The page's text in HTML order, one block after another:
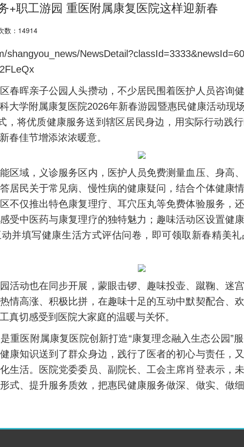
+职工游园 重医附属康复医院这样迎新春
数：14914
shangyou_news/
春晖亲子公园人头攒动，不少居民围着医护人员咨询
大学附属康复医院2026年新春游园暨惠民健康活动现
，将优质健康服务送到辖区居民身边，用实际行动践
春佳节增添浓浓暖意。
区域，义诊服务区内，医护人员免费测量血压、身高
居民关于常见病、慢性病的健康疑问，结合个体健康
不仅推出特色康复理疗、耳穴压丸等免费体验服务，
受中医药与康复理疗的独特魅力；趣味活动区设置健
并填写健康生活方式评估问卷，即可领取新春精美
活动也在同步开展，蒙眼击锣、趣味投壶、蹴鞠、迷
情高涨、积极比拼，在趣味十足的互动中默契配合、
真切感受到医院大家庭的温暖与关怀。
重医附属康复医院创新打造“康复理念融入生态公园”
康知识送到了群众身边，践行了医者的初心与责任，
生活。医院党委委员、副院长、工会主席肖登表示，
式、提升服务质效，把惠民健康服务做深、做实、做